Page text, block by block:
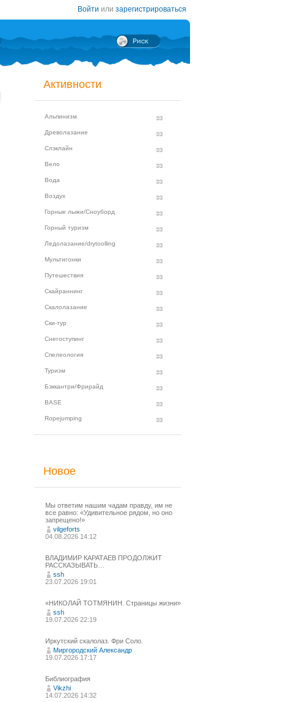
Войти или зарегистрироваться
Активности
Альпинизм
Древолазание
Слэклайн
Вело
Вода
Воздух
Горные лыжи/Сноуборд
Горный туризм
Ледолазание/drytoolling
Мультигонки
Путешествия
Скайраннинг
Скалолазание
Ски-тур
Снегоступинг
Спелеология
Туризм
Бэккантри/Фрирайд
BASE
Ropejumping
Новое
Мы ответим нашим чадам правду, им не
все равно: «Удивительное рядом, но оно
запрещено!»
vilgeforts
04.08.2026 14:12
ВЛАДИМИР КАРАТАЕВ ПРОДОЛЖИТ
РАССКАЗЫВАТЬ…
ssh
23.07.2026 19:01
«НИКОЛАЙ ТОТМЯНИН. Страницы жизни»
ssh
19.07.2026 22:19
Иркутский скалолаз. Фри Соло.
Миргородский Александр
19.07.2026 17:17
Библиография
Vikzhi
14.07.2026 14:32